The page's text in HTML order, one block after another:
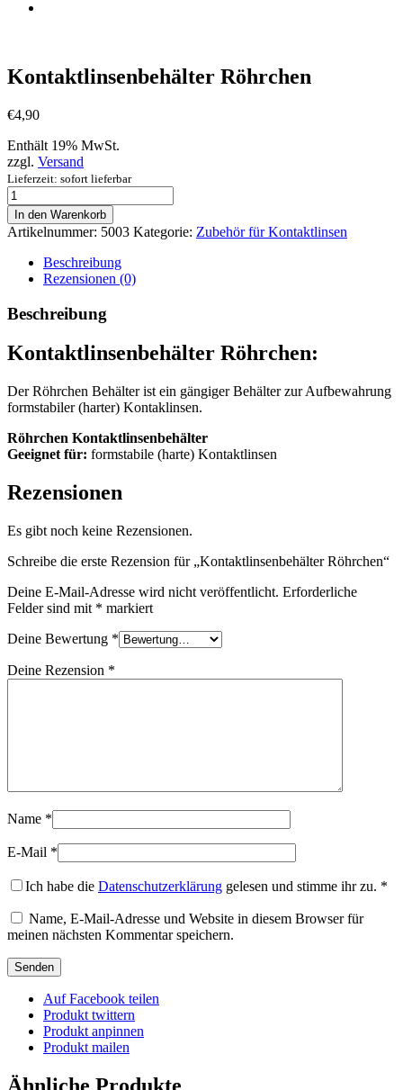
Kontaktlinsenbehälter Röhrchen
€4,90
Enthält 19% MwSt.
zzgl. Versand
Lieferzeit: sofort lieferbar
Kontaktlinsenbehälter
Röhrchen
Menge
In den Warenkorb
Artikelnummer: 5003 Kategorie: Zubehör für Kontaktlinsen
Beschreibung
Rezensionen (0)
Beschreibung
Kontaktlinsenbehälter Röhrchen:
Der Röhrchen Behälter ist ein gängiger Behälter zur Aufbewahrung
formstabiler (harter) Kontaklinsen.
Röhrchen Kontaktlinsenbehälter
Geeignet für: formstabile (harte) Kontaktlinsen
Rezensionen
Es gibt noch keine Rezensionen.
Schreibe die erste Rezension für „Kontaktlinsenbehälter Röhrchen“
Deine E-Mail-Adresse wird nicht veröffentlicht. Erforderliche
Felder sind mit * markiert
Deine Bewertung *
Deine Rezension *
Name *
E-Mail *
Ich habe die Datenschutzerklärung gelesen und stimme ihr zu. *
Name, E-Mail-Adresse und Website in diesem Browser für
meinen nächsten Kommentar speichern.
Auf Facebook teilen
Produkt twittern
Produkt anpinnen
Produkt mailen